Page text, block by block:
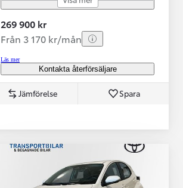
269 900 kr
Från 3 170 kr/mån
Läs mer
Kontakta återförsäljare
Jämförelse Spara